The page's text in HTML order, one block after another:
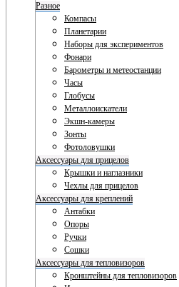
Разное
Компасы
Планетарии
Наборы для экспериментов
Фонари
Барометры и метеостанции
Часы
Глобусы
Металлоискатели
Экшн-камеры
Зонты
Фотоловушки
Аксессуары для прицелов
Крышки и наглазники
Чехлы для прицелов
Аксессуары для креплений
Антабки
Опоры
Ручки
Сошки
Аксессуары для тепловизоров
Кронштейны для тепловизоров